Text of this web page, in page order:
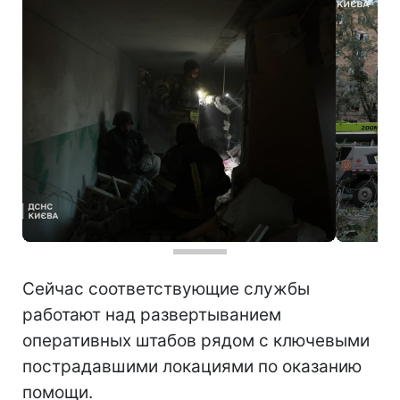
Сейчас соответствующие службы
работают над развертыванием
оперативных штабов рядом с ключевыми
пострадавшими локациями по оказанию
помощи.